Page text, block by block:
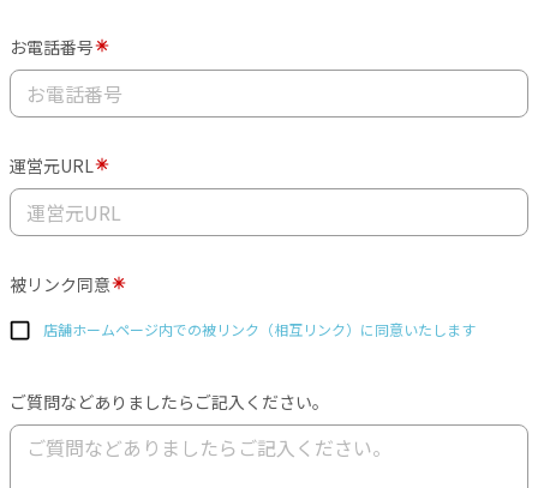
お電話番号
運営元URL
被リンク同意
店舗ホームページ内での被リンク（相互リンク）に同意いたします
ご質問などありましたらご記入ください。